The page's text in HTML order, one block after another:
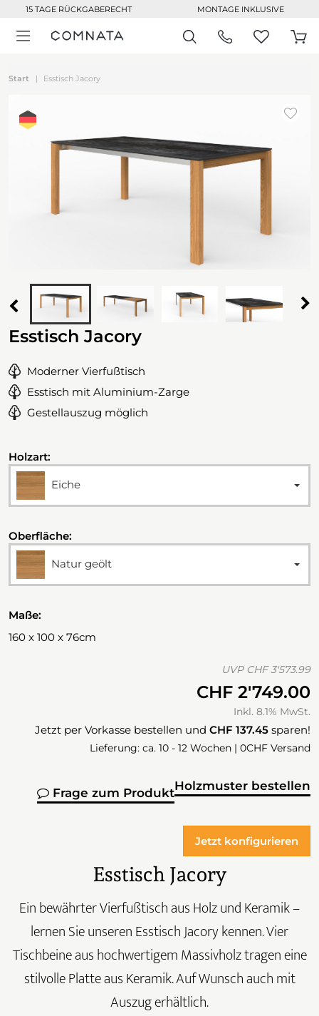
15 TAGE RÜCKGABERECHT MONTAGE INKLUSIVE
Start Esstisch Jacory
Esstisch Jacory
Moderner Vierfußtisch
Esstisch mit Aluminium-Zarge
Gestellauszug möglich
Holzart:
Eiche
Oberfläche:
Natur geölt
Maße:
160 x 100 x 76cm
UVP CHF 3'573.99
CHF 2'749.00
Inkl. 8.1% MwSt.
Jetzt per Vorkasse bestellen und CHF 137.45 sparen!
Lieferung: ca. 10 - 12 Wochen | 0CHF Versand
Holzmuster bestellen
Frage zum Produkt
Jetzt konfigurieren
Esstisch Jacory
Ein bewährter Vierfußtisch aus Holz und Keramik –
lernen Sie unseren Esstisch Jacory kennen. Vier
Tischbeine aus hochwertigem Massivholz tragen eine
stilvolle Platte aus Keramik. Auf Wunsch auch mit
Auszug erhältlich.